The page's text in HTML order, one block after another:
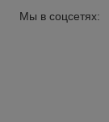
Мы в соцсетях: